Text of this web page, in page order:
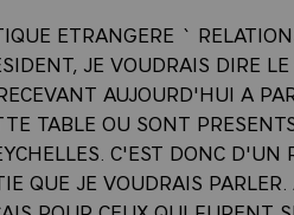
ETRANGERE `
JE VOUDRAIS DIRE
AUJOURD'HUI A
TABLE OU SONT
C'EST DONC
QUE JE VOUDRAIS